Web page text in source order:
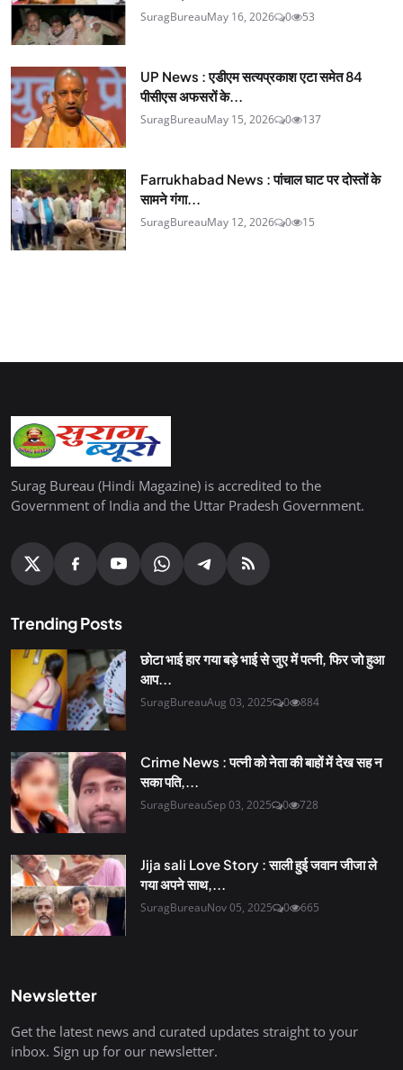
SuragBureauMay 16, 2026 0 53
UP News : एडीएम सत्यप्रकाश एटा समेत 84
पीसीएस अफसरों के...
SuragBureauMay 15, 2026 0 137
Farrukhabad News : पांचाल घाट पर दोस्तों के
सामने गंगा...
SuragBureauMay 12, 2026 0 15
Surag Bureau (Hindi Magazine) is accredited to the
Government of India and the Uttar Pradesh Government.
Trending Posts
छोटा भाई हार गया बड़े भाई से जुए में पत्नी, फिर जो हुआ
आप...
SuragBureauAug 03, 2025 0 884
Crime News : पत्नी को नेता की बाहों में देख सह न
सका पति,...
SuragBureauSep 03, 2025 0 728
Jija sali Love Story : साली हुई जवान जीजा ले
गया अपने साथ,...
SuragBureauNov 05, 2025 0 665
Newsletter
Get the latest news and curated updates straight to your
inbox. Sign up for our newsletter.